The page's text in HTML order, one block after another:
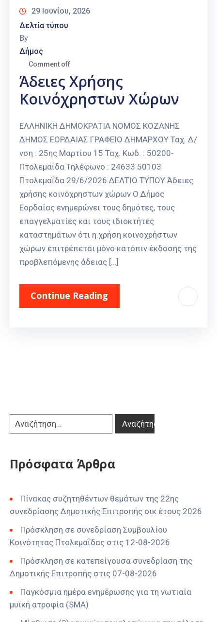
29 Ιουνίου, 2026
Δελτία τύπου
By
Δήμος
Comment off
Άδειες Χρήσης
Κοινόχρηστων Χώρων
ΕΛΛΗΝΙΚΗ ΔΗΜΟΚΡΑΤΙΑ ΝΟΜΟΣ ΚΟΖΑΝΗΣ
ΔΗΜΟΣ ΕΟΡΔΑΙΑΣ ΓΡΑΦΕΙΟ ΔΗΜΑΡΧΟΥ Ταχ. Δ/
νση : 25ης Μαρτίου 15 Ταχ. Κωδ. : 50200-
Πτολεμαΐδα Τηλέφωνο : 24633 50103
Πτολεμαΐδα 29/6/2026 ΔΕΛΤΙΟ ΤΥΠΟΥ Άδειες
χρήσης κοινόχρηστων χώρων Ο Δήμος
Εορδαίας ενημερώνει τους δημότες, τους
επαγγελματίες και τους ιδιοκτήτες
καταστημάτων ότι η χρήση κοινοχρήστων
χώρων επιτρέπεται μόνο κατόπιν έκδοσης της
προβλεπόμενης άδειας […]
Continue Reading
Πρόσφατα Άρθρα
Πίνακας συζητηθέντων θεμάτων της 22ης
συνεδρίασης Δημοτικής Επιτροπής οικ έτους 2026
Πρόσκληση σε συνεδρίαση Συμβουλίου
Κοινότητας Πτολεμαΐδας στις 12-08-2026
Πρόσκληση σε κατεπείγουσα συνεδρίαση της
Δημοτικής Επιτροπής στις 07-08-2026
Παγκόσμια ημέρα ενημέρωσης για τη νωτιαία
μυϊκή ατροφία (SMA)